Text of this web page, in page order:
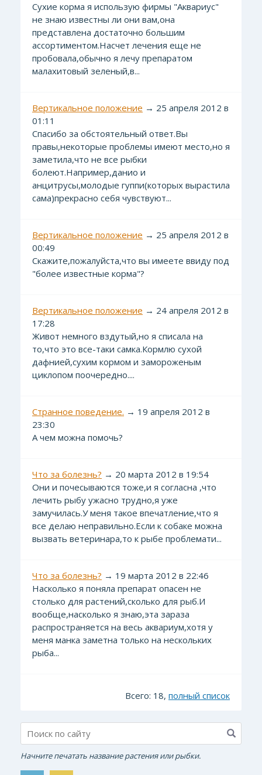
Сухие корма я использую фирмы "Аквариус"
не знаю известны ли они вам,она
представлена достаточно большим
ассортиментом.Насчет лечения еще не
пробовала,обычно я лечу препаратом
малахитовый зеленый,в...
Вертикальное положение → 25 апреля 2012 в
01:11
Спасибо за обстоятельный ответ.Вы
правы,некоторые проблемы имеют место,но я
заметила,что не все рыбки
болеют.Например,данио и
анцитрусы,молодые гуппи(которых вырастила
сама)прекрасно себя чувствуют...
Вертикальное положение → 25 апреля 2012 в
00:49
Скажите,пожалуйста,что вы имеете ввиду под
"более известные корма"?
Вертикальное положение → 24 апреля 2012 в
17:28
Живот немного вздутый,но я списала на
то,что это все-таки самка.Кормлю сухой
дафнией,сухим кормом и замороженым
циклопом поочередно....
Странное поведение. → 19 апреля 2012 в
23:30
А чем можна помочь?
Что за болезнь? → 20 марта 2012 в 19:54
Они и почесываются тоже,и я согласна ,что
лечить рыбу ужасно трудно,я уже
замучилась.У меня такое впечатление,что я
все делаю неправильно.Если к собаке можна
вызвать ветеринара,то к рыбе проблемати...
Что за болезнь? → 19 марта 2012 в 22:46
Насколько я поняла препарат опасен не
столько для растений,сколько для рыб.И
вообще,насколько я знаю,эта зараза
распространяется на весь аквариум,хотя у
меня манка заметна только на нескольких
рыба...
Всего: 18, полный список
Начните печатать название растения или рыбки.